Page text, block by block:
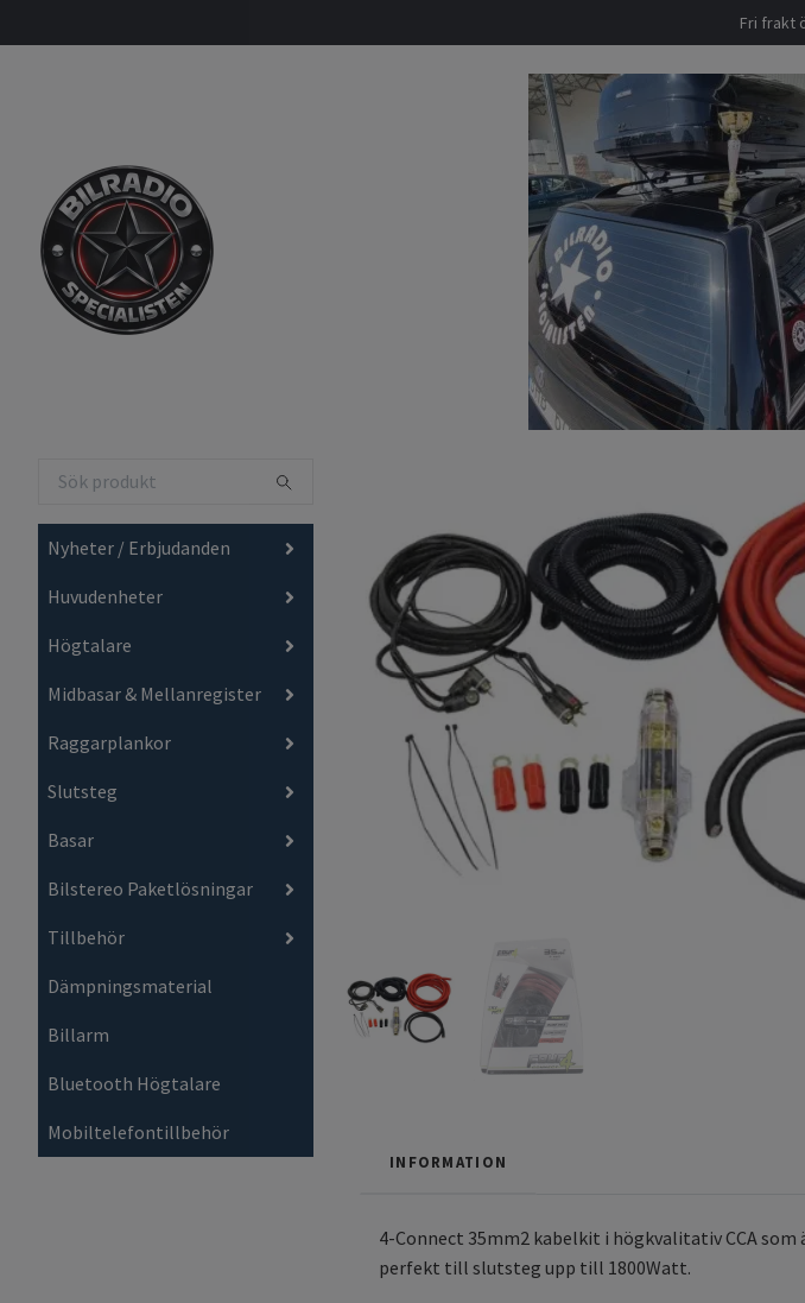
Fri frakt
Nyheter / Erbjudanden
Huvudenheter
Högtalare
Midbasar & Mellanregister
Raggarplankor
Slutsteg
Basar
Bilstereo Paketlösningar
Tillbehör
Dämpningsmaterial
Billarm
Bluetooth Högtalare
Mobiltelefontillbehör
INFORMATION
4-Connect 35mm2 kabelkit i högkvalitativ CCA
perfekt till slutsteg upp till 1800Watt.